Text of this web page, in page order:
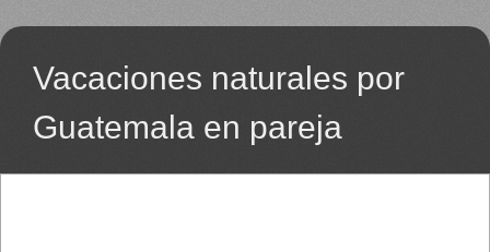
Vacaciones naturales por
Guatemala en pareja